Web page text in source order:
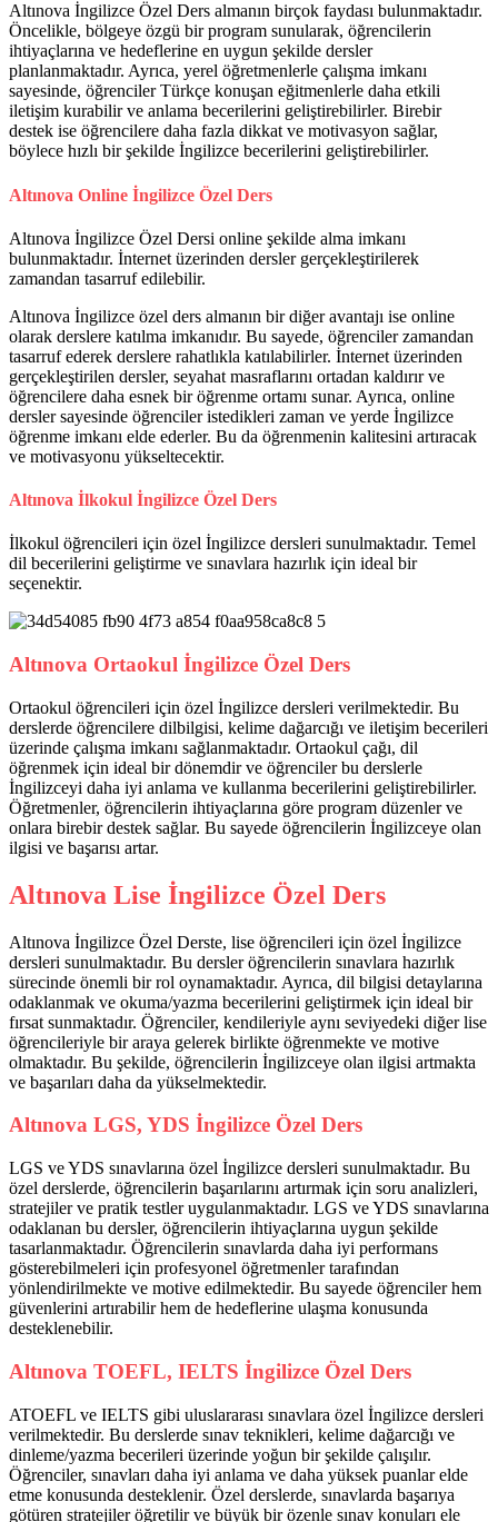
Altınova İngilizce Özel Ders almanın birçok faydası bulunmaktadır.
Öncelikle, bölgeye özgü bir program sunularak, öğrencilerin
ihtiyaçlarına ve hedeflerine en uygun şekilde dersler
planlanmaktadır. Ayrıca, yerel öğretmenlerle çalışma imkanı
sayesinde, öğrenciler Türkçe konuşan eğitmenlerle daha etkili
iletişim kurabilir ve anlama becerilerini geliştirebilirler. Birebir
destek ise öğrencilere daha fazla dikkat ve motivasyon sağlar,
böylece hızlı bir şekilde İngilizce becerilerini geliştirebilirler.
Altınova Online İngilizce Özel Ders
Altınova İngilizce Özel Dersi online şekilde alma imkanı
bulunmaktadır. İnternet üzerinden dersler gerçekleştirilerek
zamandan tasarruf edilebilir.
Altınova İngilizce özel ders almanın bir diğer avantajı ise online
olarak derslere katılma imkanıdır. Bu sayede, öğrenciler zamandan
tasarruf ederek derslere rahatlıkla katılabilirler. İnternet üzerinden
gerçekleştirilen dersler, seyahat masraflarını ortadan kaldırır ve
öğrencilere daha esnek bir öğrenme ortamı sunar. Ayrıca, online
dersler sayesinde öğrenciler istedikleri zaman ve yerde İngilizce
öğrenme imkanı elde ederler. Bu da öğrenmenin kalitesini artıracak
ve motivasyonu yükseltecektir.
Altınova İlkokul İngilizce Özel Ders
İlkokul öğrencileri için özel İngilizce dersleri sunulmaktadır. Temel
dil becerilerini geliştirme ve sınavlara hazırlık için ideal bir
seçenektir.
Altınova Ortaokul İngilizce Özel Ders
Ortaokul öğrencileri için özel İngilizce dersleri verilmektedir. Bu
derslerde öğrencilere dilbilgisi, kelime dağarcığı ve iletişim becerileri
üzerinde çalışma imkanı sağlanmaktadır. Ortaokul çağı, dil
öğrenmek için ideal bir dönemdir ve öğrenciler bu derslerle
İngilizceyi daha iyi anlama ve kullanma becerilerini geliştirebilirler.
Öğretmenler, öğrencilerin ihtiyaçlarına göre program düzenler ve
onlara birebir destek sağlar. Bu sayede öğrencilerin İngilizceye olan
ilgisi ve başarısı artar.
Altınova Lise İngilizce Özel Ders
Altınova İngilizce Özel Derste, lise öğrencileri için özel İngilizce
dersleri sunulmaktadır. Bu dersler öğrencilerin sınavlara hazırlık
sürecinde önemli bir rol oynamaktadır. Ayrıca, dil bilgisi detaylarına
odaklanmak ve okuma/yazma becerilerini geliştirmek için ideal bir
fırsat sunmaktadır. Öğrenciler, kendileriyle aynı seviyedeki diğer lise
öğrencileriyle bir araya gelerek birlikte öğrenmekte ve motive
olmaktadır. Bu şekilde, öğrencilerin İngilizceye olan ilgisi artmakta
ve başarıları daha da yükselmektedir.
Altınova LGS, YDS İngilizce Özel Ders
LGS ve YDS sınavlarına özel İngilizce dersleri sunulmaktadır. Bu
özel derslerde, öğrencilerin başarılarını artırmak için soru analizleri,
stratejiler ve pratik testler uygulanmaktadır. LGS ve YDS sınavlarına
odaklanan bu dersler, öğrencilerin ihtiyaçlarına uygun şekilde
tasarlanmaktadır. Öğrencilerin sınavlarda daha iyi performans
gösterebilmeleri için profesyonel öğretmenler tarafından
yönlendirilmekte ve motive edilmektedir. Bu sayede öğrenciler hem
güvenlerini artırabilir hem de hedeflerine ulaşma konusunda
desteklenebilir.
Altınova TOEFL, IELTS İngilizce Özel Ders
ATOEFL ve IELTS gibi uluslararası sınavlara özel İngilizce dersleri
verilmektedir. Bu derslerde sınav teknikleri, kelime dağarcığı ve
dinleme/yazma becerileri üzerinde yoğun bir şekilde çalışılır.
Öğrenciler, sınavları daha iyi anlama ve daha yüksek puanlar elde
etme konusunda desteklenir. Özel derslerde, sınavlarda başarıya
götüren stratejiler öğretilir ve büyük bir özenle sınav konuları ele